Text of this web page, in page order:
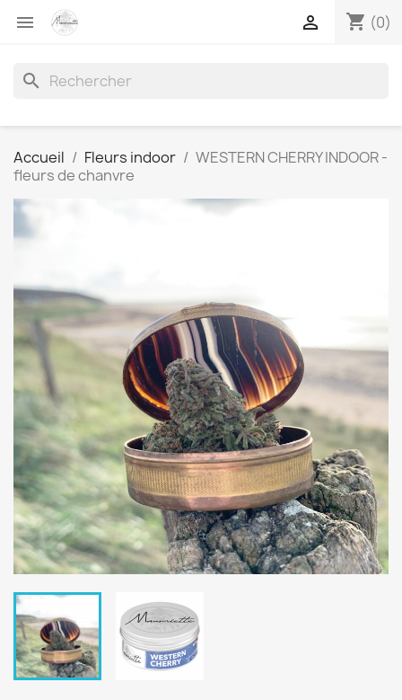
 shopping_cart (0)

search
Accueil Fleurs indoor
WESTERN CHERRY INDOOR -
fleurs de chanvre